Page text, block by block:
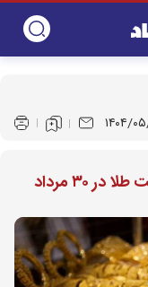
۰۵/۳۰
۳۰ مرداد